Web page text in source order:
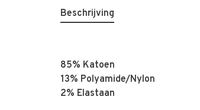
Beschrijving
85% Katoen
13% Polyamide/Nylon
2% Elastaan